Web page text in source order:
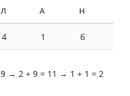
Л А Н
4 1 6
→ 2 + 9 = 11 → 1 + 1 = 2